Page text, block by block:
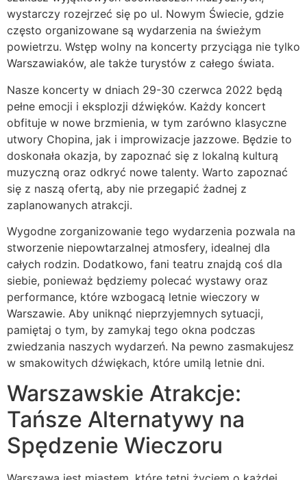
wystarczy rozejrzeć się po ul. Nowym Świecie, gdzie
często organizowane są wydarzenia na świeżym
powietrzu. Wstęp wolny na koncerty przyciąga nie tylko
Warszawiaków, ale także turystów z całego świata.
Nasze koncerty w dniach 29-30 czerwca 2022 będą
pełne emocji i eksplozji dźwięków. Każdy koncert
obfituje w nowe brzmienia, w tym zarówno klasyczne
utwory Chopina, jak i improwizacje jazzowe. Będzie to
doskonała okazja, by zapoznać się z lokalną kulturą
muzyczną oraz odkryć nowe talenty. Warto zapoznać
się z naszą ofertą, aby nie przegapić żadnej z
zaplanowanych atrakcji.
Wygodne zorganizowanie tego wydarzenia pozwala na
stworzenie niepowtarzalnej atmosfery, idealnej dla
całych rodzin. Dodatkowo, fani teatru znajdą coś dla
siebie, ponieważ będziemy polecać wystawy oraz
performance, które wzbogacą letnie wieczory w
Warszawie. Aby uniknąć nieprzyjemnych sytuacji,
pamiętaj o tym, by zamykaj tego okna podczas
zwiedzania naszych wydarzeń. Na pewno zasmakujesz
w smakowitych dźwiękach, które umilą letnie dni.
Warszawskie Atrakcje:
Tańsze Alternatywy na
Spędzenie Wieczoru